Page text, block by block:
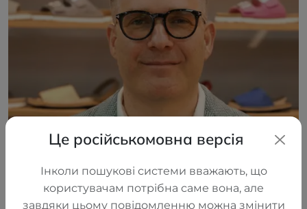
Сначала появилась идея — создавать качественные
Це російськомовна версія
Інколи пошукові системи вважають, що
користувачам потрібна саме вона, але
завдяки цьому повідомленню можна змінити